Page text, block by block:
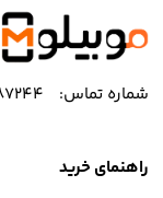
شماره تماس: 021
راهنمای خرید